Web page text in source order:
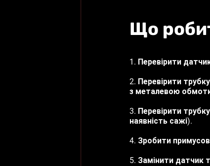
Що
1. Перевірити
2. Перевірити
з металевою
3. Перевірити
наявність сажі).
4. Зробити
5. Замінити датчик